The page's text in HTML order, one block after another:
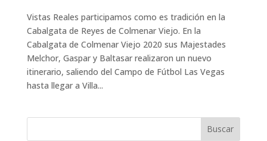
Vistas Reales participamos como es tradición en la
Cabalgata de Reyes de Colmenar Viejo. En la
Cabalgata de Colmenar Viejo 2020 sus Majestades
Melchor, Gaspar y Baltasar realizaron un nuevo
itinerario, saliendo del Campo de Fútbol Las Vegas
hasta llegar a Villa...